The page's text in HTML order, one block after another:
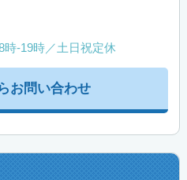
お問い合わせ